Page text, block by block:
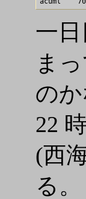
一
ま
の
22
(西
る。